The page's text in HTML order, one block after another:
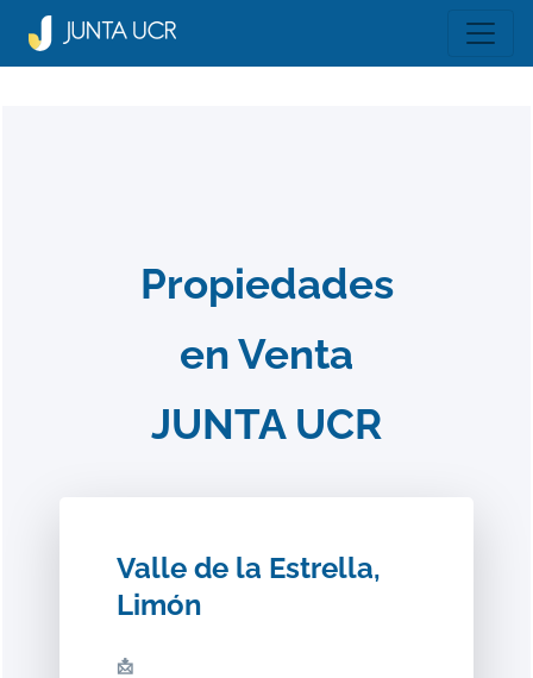
Propiedades
en Venta
JUNTA UCR
Valle de la Estrella,
Limón
📩